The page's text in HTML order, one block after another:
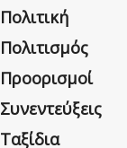
Πολιτική
Πολιτισμός
Προορισμοί
Συνεντεύξεις
Ταξίδια